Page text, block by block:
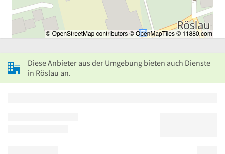
Diese Anbieter aus der Umgebung bieten auch Dienste
in Röslau an.